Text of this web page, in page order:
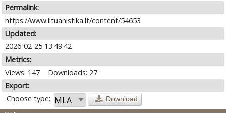
Permalink:
https://www.lituanistika.lt/content/54653
Updated:
2026-02-25 13:49:42
Metrics:
Views: 147
Downloads: 27
Export:
Choose type:
Download